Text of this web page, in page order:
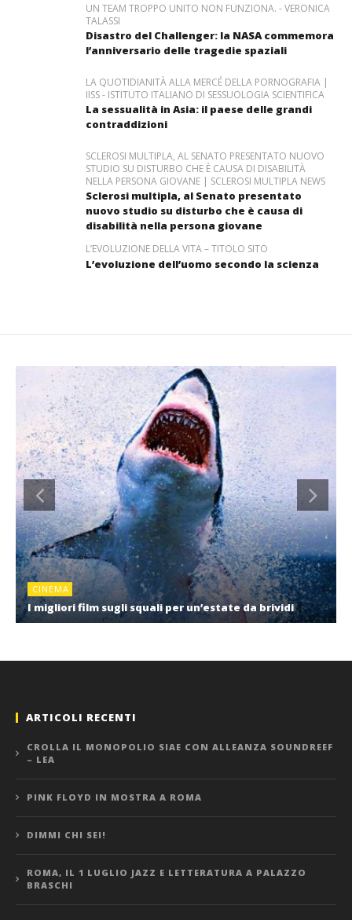
UN TEAM TROPPO UNITO NON FUNZIONA. - VERONICA
TALASSI
Disastro del Challenger: la NASA commemora
l’anniversario delle tragedie spaziali
LA QUOTIDIANITÀ ALLA MERCÉ DELLA PORNOGRAFIA |
IISS - ISTITUTO ITALIANO DI SESSUOLOGIA SCIENTIFICA
La sessualità in Asia: il paese delle grandi
contraddizioni
SCLEROSI MULTIPLA, AL SENATO PRESENTATO NUOVO
STUDIO SU DISTURBO CHE È CAUSA DI DISABILITÀ
NELLA PERSONA GIOVANE | SCLEROSI MULTIPLA NEWS
Sclerosi multipla, al Senato presentato
nuovo studio su disturbo che è causa di
disabilità nella persona giovane
L’EVOLUZIONE DELLA VITA – TITOLO SITO
L’evoluzione dell’uomo secondo la scienza
CINEMA
I migliori film sugli squali per un’estate da brividi
ARTICOLI RECENTI
CROLLA IL MONOPOLIO SIAE CON ALLEANZA SOUNDREEF
– LEA
PINK FLOYD IN MOSTRA A ROMA
DIMMI CHI SEI!
ROMA, IL 1 LUGLIO JAZZ E LETTERATURA A PALAZZO
BRASCHI